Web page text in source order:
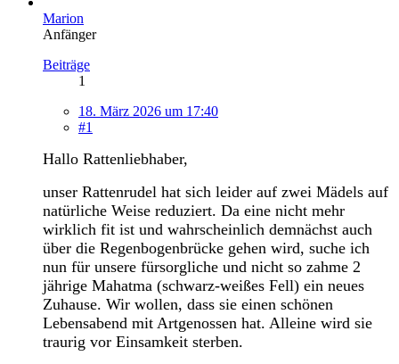
Marion
Anfänger
Beiträge
1
18. März 2026 um 17:40
#1
Hallo Rattenliebhaber,
unser Rattenrudel hat sich leider auf zwei Mädels auf
natürliche Weise reduziert. Da eine nicht mehr
wirklich fit ist und wahrscheinlich demnächst auch
über die Regenbogenbrücke gehen wird, suche ich
nun für unsere fürsorgliche und nicht so zahme 2
jährige Mahatma (schwarz-weißes Fell) ein neues
Zuhause. Wir wollen, dass sie einen schönen
Lebensabend mit Artgenossen hat. Alleine wird sie
traurig vor Einsamkeit sterben.